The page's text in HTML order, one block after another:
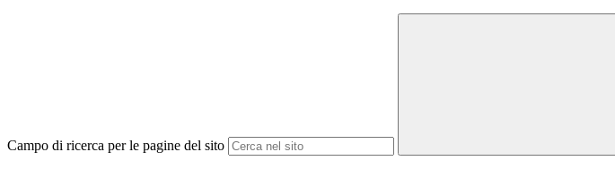
Campo di ricerca per le pagine del sito